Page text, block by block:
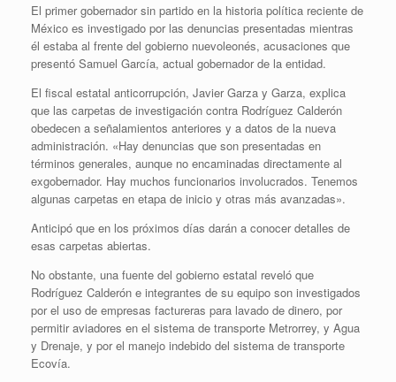
El primer gobernador sin partido en la historia política reciente de
México es investigado por las denuncias presentadas mientras
él estaba al frente del gobierno nuevoleonés, acusaciones que
presentó Samuel García, actual gobernador de la entidad.
El fiscal estatal anticorrupción, Javier Garza y Garza, explica
que las carpetas de investigación contra Rodríguez Calderón
obedecen a señalamientos anteriores y a datos de la nueva
administración. «Hay denuncias que son presentadas en
términos generales, aunque no encaminadas directamente al
exgobernador. Hay muchos funcionarios involucrados. Tenemos
algunas carpetas en etapa de inicio y otras más avanzadas».
Anticipó que en los próximos días darán a conocer detalles de
esas carpetas abiertas.
No obstante, una fuente del gobierno estatal reveló que
Rodríguez Calderón e integrantes de su equipo son investigados
por el uso de empresas factureras para lavado de dinero, por
permitir aviadores en el sistema de transporte Metrorrey, y Agua
y Drenaje, y por el manejo indebido del sistema de transporte
Ecovía.